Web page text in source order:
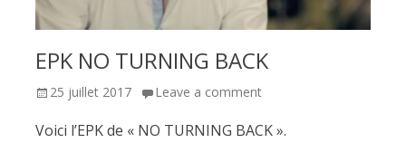
EPK NO TURNING BACK
Posted
25 juillet 2017 Leave a comment
Voici l’EPK de « NO TURNING BACK ».